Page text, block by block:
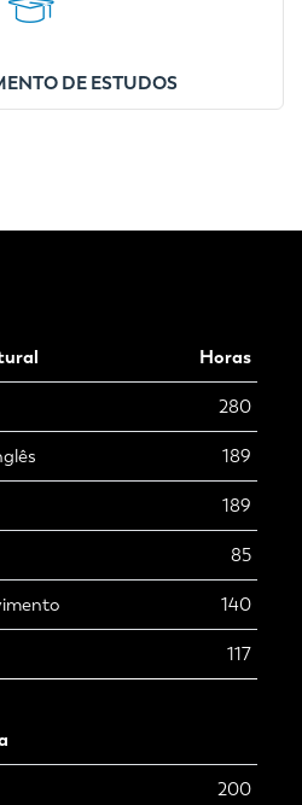
DE ESTUDOS
Horas
280
189
189
85
140
117
200